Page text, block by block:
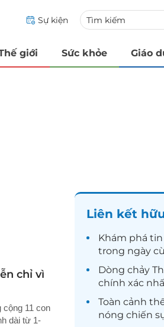
Sự kiện
giới Sức khỏe Giáo
chỉ vì
cộng 11 con
dài từ 1-
Liên kết
Khám phá
trong ngày
Dòng chảy
chính xác
Toàn cảnh
nóng chiến